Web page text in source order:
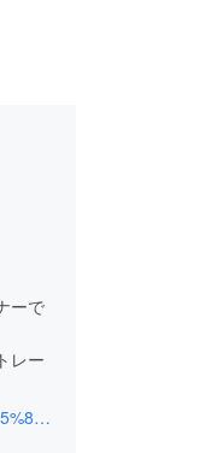
ーで
レー
https://sites.google.com/view/sumikawaturano/lp%E5%8D%93%E7%90%83?authuser=0